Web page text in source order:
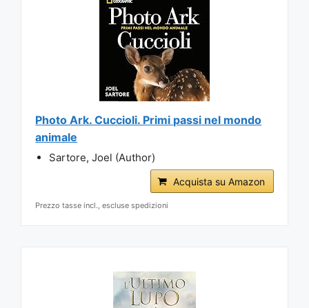
Photo Ark. Cuccioli. Primi passi nel mondo
animale
Sartore, Joel (Author)
Acquista su Amazon
Prezzo tasse incl., escluse spedizioni